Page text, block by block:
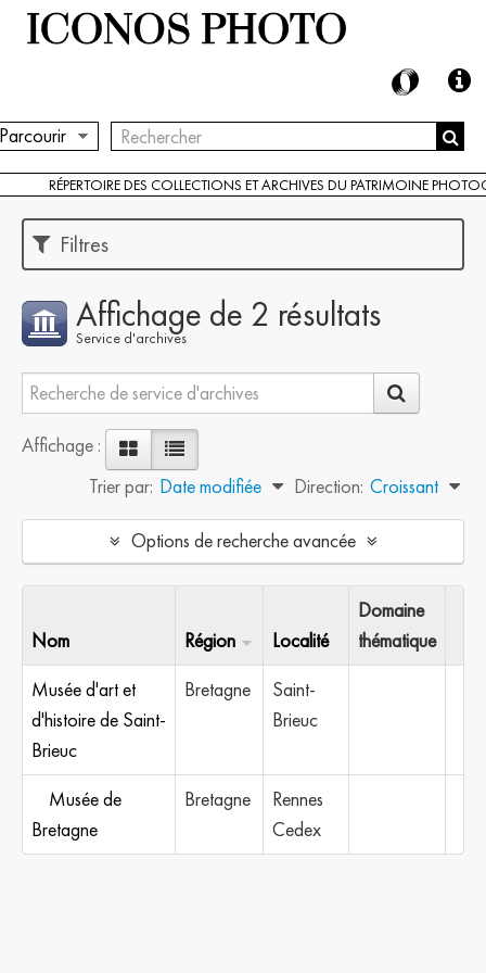
RÉPERTOIRE DES COLLECTIONS ET ARCHIVES DU PATRIMOINE
Filtres
Affichage de 2 résultats
Service d'archives
Affichage :
Trier par: Date modifiée Direction: Croissant
Options de recherche avancée
Nom Région Localité
Domaine
thématique
Musée d'art et
d'histoire de Saint-
Brieuc
Bretagne
Saint-
Brieuc
Musée de
Bretagne
Bretagne
Rennes
Cedex